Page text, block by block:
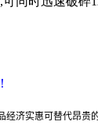
济实惠可替代昂贵